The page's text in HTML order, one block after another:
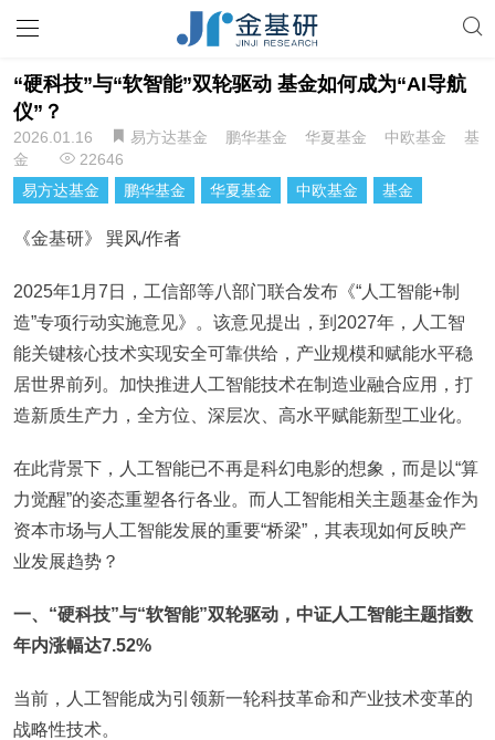
“硬科技”与“软智能”双轮驱动 基金如何成为“AI导航
仪”？
2026.01.16 易方达基金 鹏华基金 华夏基金 中欧基金
基
金
22646
易方达基金
鹏华基金 华夏基金 中欧基金 基金
《金基研》 巽风/作者
2025年1月7日，工信部等八部门联合发布《“人工智能+制
造”专项行动实施意见》。该意见提出，到2027年，人工智
能关键核心技术实现安全可靠供给，产业规模和赋能水平稳
居世界前列。加快推进人工智能技术在制造业融合应用，打
造新质生产力，全方位、深层次、高水平赋能新型工业化。
在此背景下，人工智能已不再是科幻电影的想象，而是以“算
力觉醒”的姿态重塑各行各业。而人工智能相关主题基金作为
资本市场与人工智能发展的重要“桥梁”，其表现如何反映产
业发展趋势？
一、“硬科技”与“软智能”双轮驱动，中证人工智能主题指数
年内涨幅达7.52%
当前，人工智能成为引领新一轮科技革命和产业技术变革的
战略性技术。